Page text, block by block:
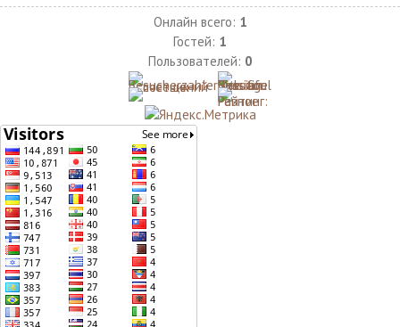
Онлайн всего: 1
Гостей: 1
Пользователей: 0